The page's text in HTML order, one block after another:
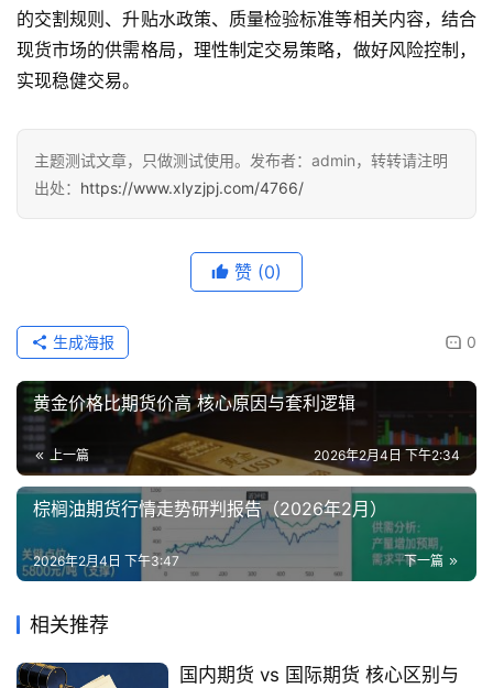
的交割规则、升贴水政策、质量检验标准等相关内容，结合
现货市场的供需格局，理性制定交易策略，做好风险控制，
实现稳健交易。
主题测试文章，只做测试使用。发布者：admin，转转请注明
出处： https://www.xlyzjpj.com/4766/
赞 (0)
0
生成海报
黄金价格比期货价高 核心原因与套利逻辑
上一篇 2026年2月4日 下午2:34
棕榈油期货行情走势研判报告（2026年2月）
下一篇
2026年2月4日 下午3:47
相关推荐
国内期货 vs 国际期货 核心区别与